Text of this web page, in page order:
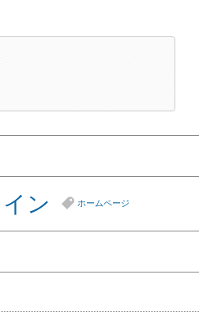
ン ホームページ